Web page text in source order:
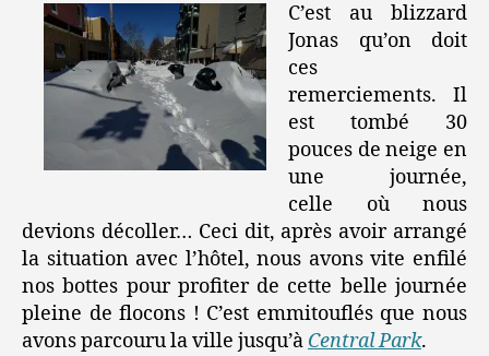
C’est au blizzard
Jonas qu’on doit
ces
remerciements. Il
est tombé 30
pouces de neige en
une journée,
celle où nous
devions décoller… Ceci dit, après avoir arrangé
la situation avec l’hôtel, nous avons vite enfilé
nos bottes pour profiter de cette belle journée
pleine de flocons ! C’est emmitouflés que nous
avons parcouru la ville jusqu’à Central Park.